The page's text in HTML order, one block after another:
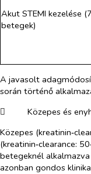
Akut STEMI kezelése
betegek)
A javasolt
során történő
​
Közepes és
Közepes
(kreatinin‑clearance:
betegeknél
azonban gondos